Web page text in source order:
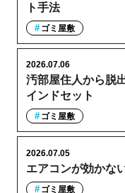
ト手法
ゴミ屋敷
汚部屋住人から脱
インドセット
2026.07.06
ゴミ屋敷
エアコンが効かな
2026.07.05
ゴミ屋敷